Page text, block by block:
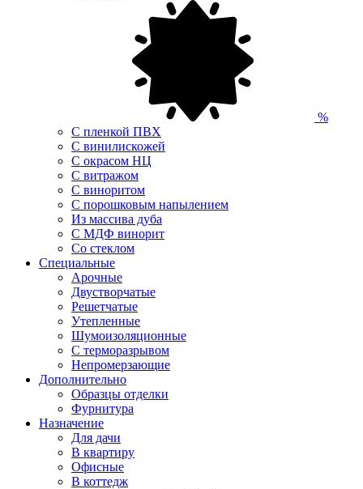
%
С пленкой ПВХ
С винилискожей
С окрасом НЦ
С витражом
С виноритом
С порошковым напылением
Из массива дуба
С МДФ винорит
Со стеклом
Специальные
Арочные
Двустворчатые
Решетчатые
Утепленные
Шумоизоляционные
С терморазрывом
Непромерзающие
Дополнительно
Образцы отделки
Фурнитура
Назначение
Для дачи
В квартиру
Офисные
В коттедж